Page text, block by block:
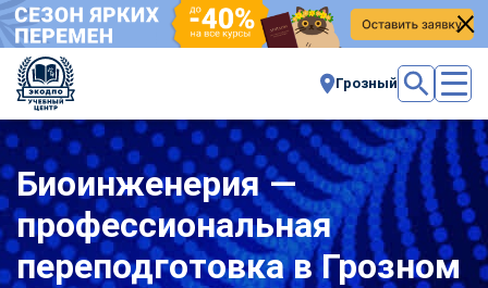
Грозный
Биоинженерия —
профессиональная
переподготовка в Грозном